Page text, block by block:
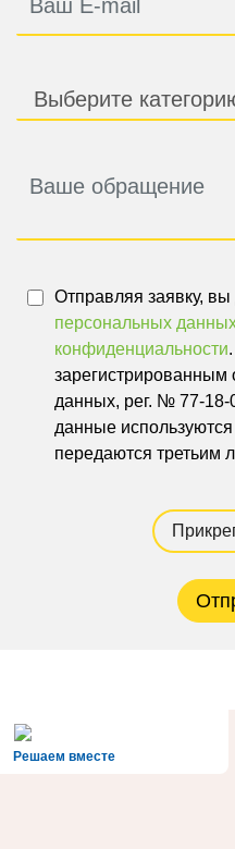
Отправляя заявку, вы
персональных
конфиденциальности
данных, рег. № 77-
данные
передаются третьим
Решаем вместе